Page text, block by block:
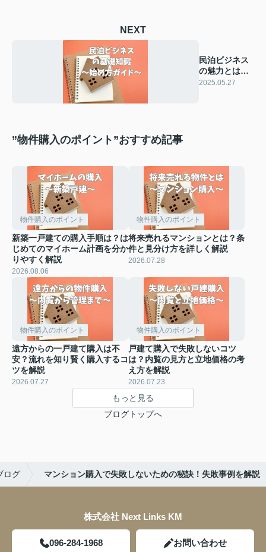
NEXT
民泊ビジネス
の魅力とは？
始め方ガイド
2025.05.27
”物件購入のポイント”おすすめ記事
物件購入のポイント
新築一戸建ての購入手順は？は
じめてのマイホーム計画を分か
りやすく解説
2026.08.06
物件購入のポイント
将来売れるマンションとは？条
件と見分け方を詳しく解説
2026.07.28
物件購入のポイント
遠方からの一戸建て購入は不
安？流れを知り賢く購入するコ
ツを解説
2026.07.27
物件購入のポイント
戸建て購入で失敗しないコツ
は？内覧の見方と立地価格の考
え方を解説
2026.07.23
もっと見る
ブログトップへ
ログ マンション購入で失敗しないための秘訣！失敗事例を解説
株式会社 Next Links KM
096-284-1968 お問い合わせ